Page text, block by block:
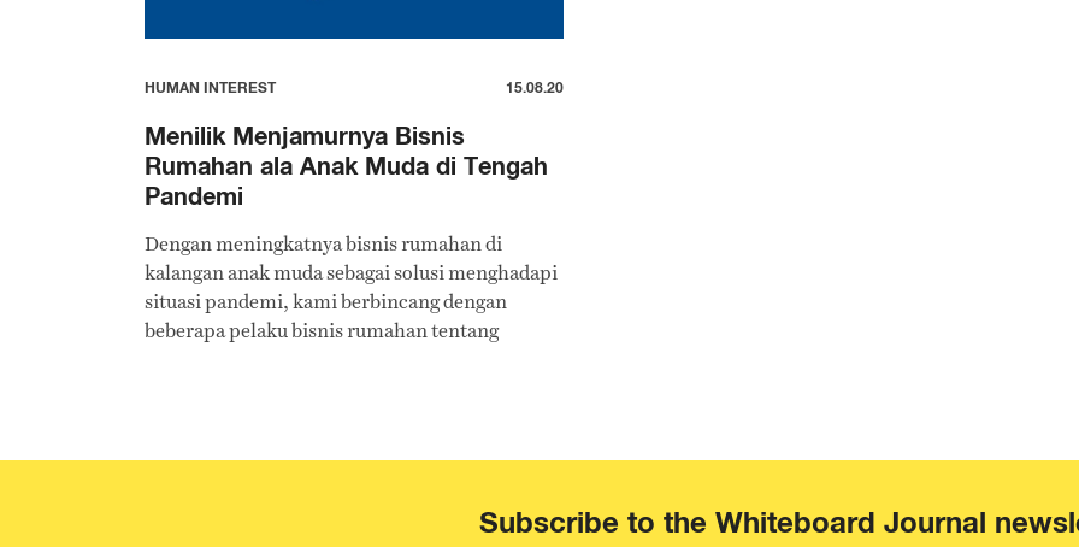
HUMAN INTEREST 15.08.20
Menilik Menjamurnya Bisnis
Rumahan ala Anak Muda di Tengah
Pandemi
Dengan meningkatnya bisnis rumahan di
kalangan anak muda sebagai solusi menghadapi
situasi pandemi, kami berbincang dengan
beberapa pelaku bisnis rumahan tentang
Subscribe to the Whiteboard Journal